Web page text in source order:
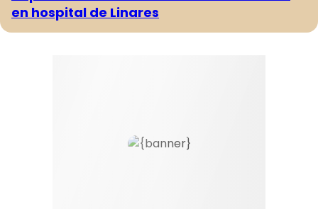
en hospital de Linares